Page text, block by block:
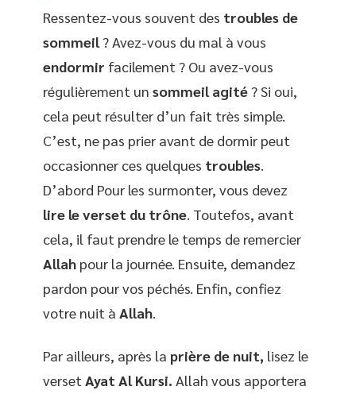
Ressentez-vous souvent des troubles de
sommeil? Avez-vous du mal à vous
endormir facilement ? Ou avez-vous
régulièrement un sommeil agité? Si oui,
cela peut résulter d’un fait très simple.
C’est, ne pas prier avant de dormir peut
occasionner ces quelques troubles.
D’abord Pour les surmonter, vous devez
lire le verset du trône. Toutefos, avant
cela, il faut prendre le temps de remercier
Allah pour la journée. Ensuite, demandez
pardon pour vos péchés. Enfin, confiez
votre nuit à Allah.
Par ailleurs, après la prière de nuit, lisez le
verset Ayat Al Kursi. Allah vous apportera